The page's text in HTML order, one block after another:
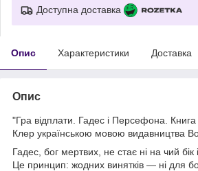
Доступна доставка
Опис Характеристики Доставка
Опис
"Гра відплати. Гадес і Персефона.
Клер українською мовою видавництва
Гадес, бог мертвих, не стає ні на чий
Це принцип: жодних винятків — ні для